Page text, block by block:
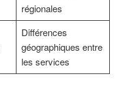
régionales
Différences
géographiques entre
les services